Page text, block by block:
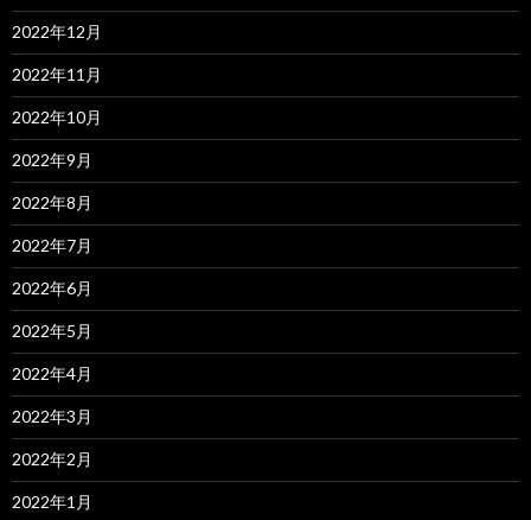
2022年12月
2022年11月
2022年10月
2022年9月
2022年8月
2022年7月
2022年6月
2022年5月
2022年4月
2022年3月
2022年2月
2022年1月